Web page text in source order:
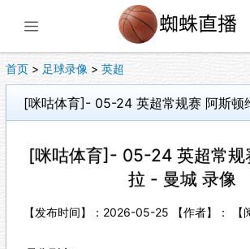
首页 > 足球录像 > 英超
[咪咕体育]- 05-24 英超常规赛 阿斯顿
[咪咕体育]- 05-24 英超常规
拉 - 曼城 录像
【发布时间】：2026-05-25 【作者】： 【